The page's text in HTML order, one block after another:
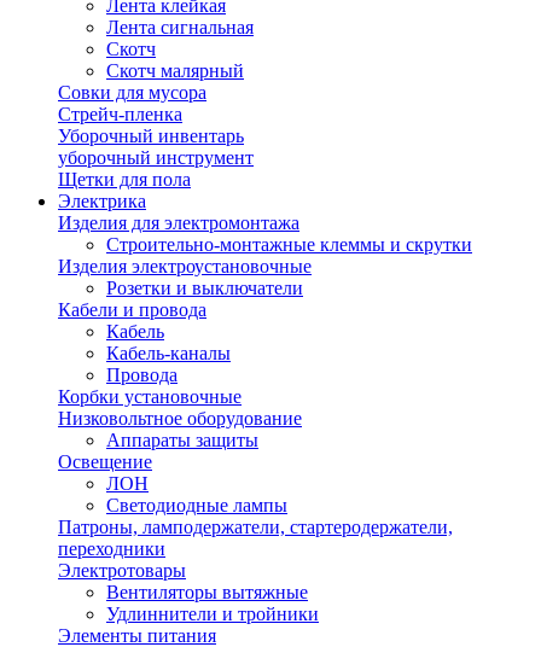
Лента клейкая
Лента сигнальная
Скотч
Скотч малярный
Совки для мусора
Стрейч-пленка
Уборочный инвентарь
уборочный инструмент
Щетки для пола
Электрика
Изделия для электромонтажа
Строительно-монтажные клеммы и скрутки
Изделия электроустановочные
Розетки и выключатели
Кабели и провода
Кабель
Кабель-каналы
Провода
Корбки установочные
Низковольтное оборудование
Аппараты защиты
Освещение
ЛОН
Светодиодные лампы
Патроны, ламподержатели, стартеродержатели,
переходники
Электротовары
Вентиляторы вытяжные
Удлиннители и тройники
Элементы питания